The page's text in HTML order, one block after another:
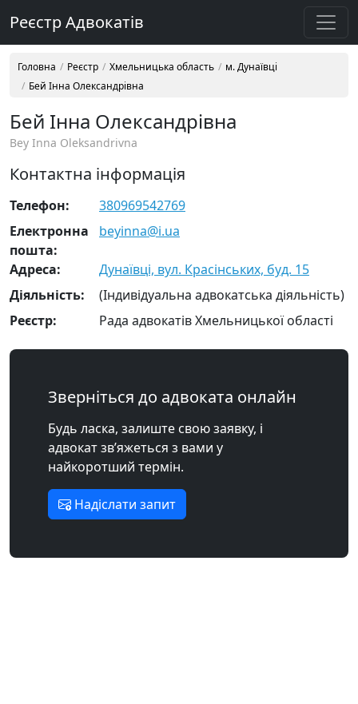
Реєстр Адвокатів
Головна Реєстр Хмельницька область
м. Дунаївці
Бей Інна Олександрівна
Бей Інна Олександрівна
Bey Inna Oleksandrivna
Контактна інформація
Телефон:
380969542769
Електронна
пошта:
beyinna@i.ua
Адреса:
Дунаївці, вул. Красінських, буд. 15
Діяльність:
(Індивідуальна адвокатська діяльність)
Реєстр:
Рада адвокатів Хмельницької області
Зверніться до адвоката онлайн
Будь ласка, залиште свою заявку, і
адвокат зв’яжеться з вами у
найкоротший термін.
Надіслати запит